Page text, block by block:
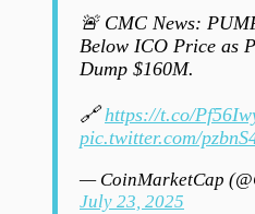
🚨 CMC News:
Below ICO Price as
Dump $160M.
🔗https://t.co/
pic.twitter.com/
— CoinMarketCap
July 23, 2025